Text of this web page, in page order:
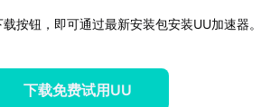
按钮，即可通过最新安装包安装UU加速器。
下载免费试用UU